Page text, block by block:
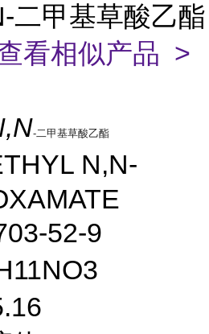
二甲基草酸乙酯
看相似产品 >
-二甲基草酸乙酯
N,N-
52-9